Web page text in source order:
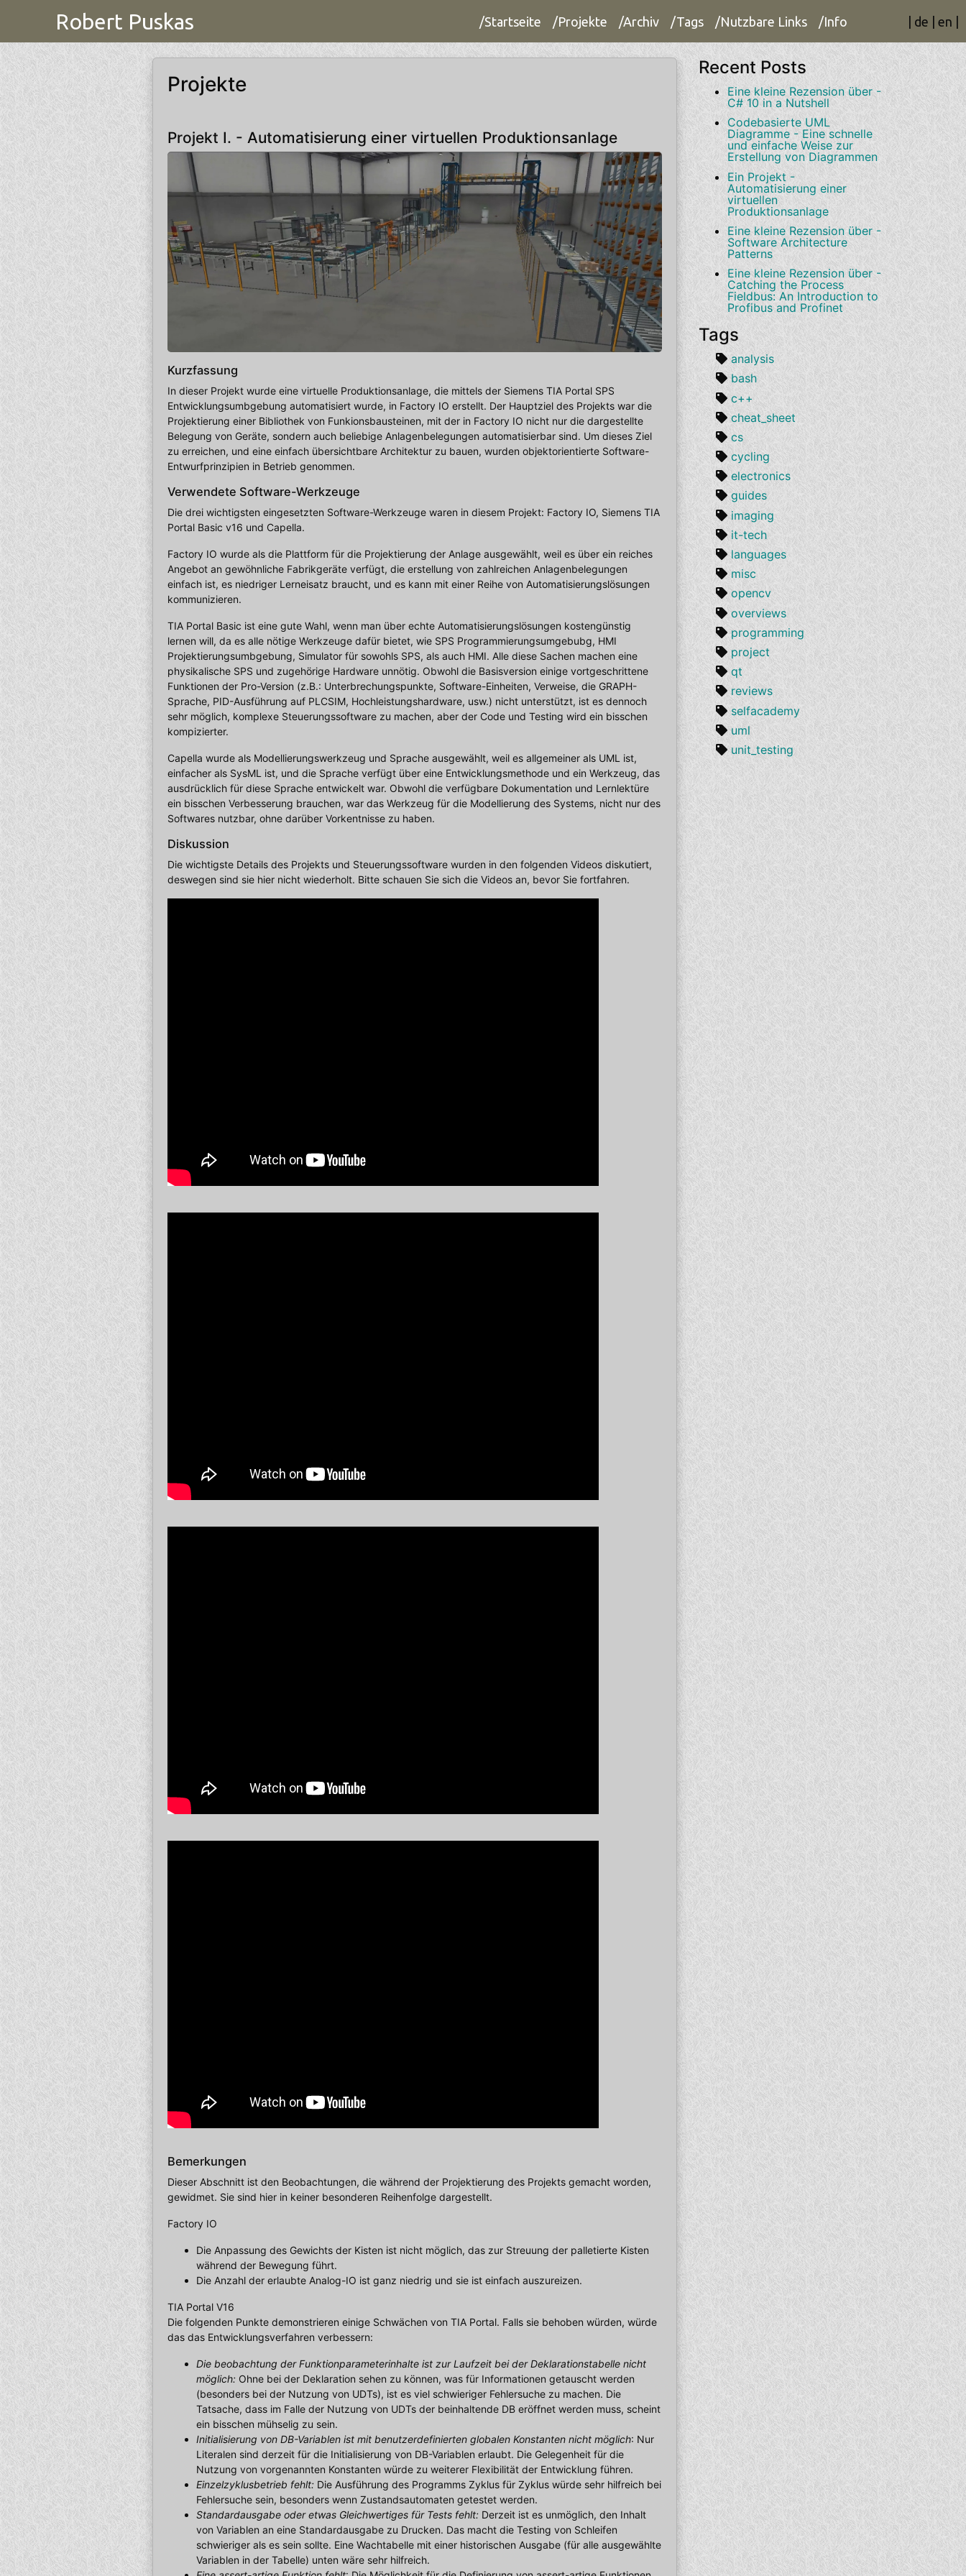
Robert Puskas /Startseite /Projekte /Archiv /Tags /Nutzbare Links /Info de en
Projekte
Projekt I. - Automatisierung einer virtuellen Produktionsanlage
Kurzfassung
In dieser Projekt wurde eine virtuelle Produktionsanlage, die mittels der Siemens TIA Portal SPS
Entwicklungsumbgebung automatisiert wurde, in Factory IO erstellt. Der Hauptziel des Projekts war die
Projektierung einer Bibliothek von Funkionsbausteinen, mit der in Factory IO nicht nur die dargestellte
Belegung von Geräte, sondern auch beliebige Anlagenbelegungen automatisierbar sind. Um dieses Ziel
zu erreichen, und eine einfach übersichtbare Architektur zu bauen, wurden objektorientierte Software-
Entwurfprinzipien in Betrieb genommen.
Verwendete Software-Werkzeuge
Die drei wichtigsten eingesetzten Software-Werkzeuge waren in diesem Projekt: Factory IO, Siemens TIA
Portal Basic v16 und Capella.
Factory IO wurde als die Plattform für die Projektierung der Anlage ausgewählt, weil es über ein reiches
Angebot an gewöhnliche Fabrikgeräte verfügt, die erstellung von zahlreichen Anlagenbelegungen
einfach ist, es niedriger Lerneisatz braucht, und es kann mit einer Reihe von Automatisierungslösungen
kommunizieren.
TIA Portal Basic ist eine gute Wahl, wenn man über echte Automatisierungslösungen kostengünstig
lernen will, da es alle nötige Werkzeuge dafür bietet, wie SPS Programmierungsumgebubg, HMI
Projektierungsumbgebung, Simulator für sowohls SPS, als auch HMI. Alle diese Sachen machen eine
physikalische SPS und zugehörige Hardware unnötig. Obwohl die Basisversion einige vortgeschrittene
Funktionen der Pro-Version (z.B.: Unterbrechungspunkte, Software-Einheiten, Verweise, die GRAPH-
Sprache, PID-Ausführung auf PLCSIM, Hochleistungshardware, usw.) nicht unterstützt, ist es dennoch
sehr möglich, komplexe Steuerungssoftware zu machen, aber der Code und Testing wird ein bisschen
kompizierter.
Capella wurde als Modellierungswerkzeug und Sprache ausgewählt, weil es allgemeiner als UML ist,
einfacher als SysML ist, und die Sprache verfügt über eine Entwicklungsmethode und ein Werkzeug, das
ausdrücklich für diese Sprache entwickelt war. Obwohl die verfügbare Dokumentation und Lernlektüre
ein bisschen Verbesserung brauchen, war das Werkzeug für die Modellierung des Systems, nicht nur des
Softwares nutzbar, ohne darüber Vorkentnisse zu haben.
Diskussion
Die wichtigste Details des Projekts und Steuerungssoftware wurden in den folgenden Videos diskutiert,
deswegen sind sie hier nicht wiederholt. Bitte schauen Sie sich die Videos an, bevor Sie fortfahren.
Bemerkungen
Dieser Abschnitt ist den Beobachtungen, die während der Projektierung des Projekts gemacht worden,
gewidmet. Sie sind hier in keiner besonderen Reihenfolge dargestellt.
Factory IO
Die Anpassung des Gewichts der Kisten ist nicht möglich, das zur Streuung der palletierte Kisten
während der Bewegung führt.
Die Anzahl der erlaubte Analog-IO ist ganz niedrig und sie ist einfach auszureizen.
TIA Portal V16
Die folgenden Punkte demonstrieren einige Schwächen von TIA Portal. Falls sie behoben würden, würde
das das Entwicklungsverfahren verbessern:
Die beobachtung der Funktionparameterinhalte ist zur Laufzeit bei der Deklarationstabelle nicht
möglich: Ohne bei der Deklaration sehen zu können, was für Informationen getauscht werden
(besonders bei der Nutzung von UDTs), ist es viel schwieriger Fehlersuche zu machen. Die
Tatsache, dass im Falle der Nutzung von UDTs der beinhaltende DB eröffnet werden muss, scheint
ein bisschen mühselig zu sein.
Initialisierung von DB-Variablen ist mit benutzerdefinierten globalen Konstanten nicht möglich: Nur
Literalen sind derzeit für die Initialisierung von DB-Variablen erlaubt. Die Gelegenheit für die
Nutzung von vorgenannten Konstanten würde zu weiterer Flexibilität der Entwicklung führen.
Einzelzyklusbetrieb fehlt: Die Ausführung des Programms Zyklus für Zyklus würde sehr hilfreich bei
Fehlersuche sein, besonders wenn Zustandsautomaten getestet werden.
Standardausgabe oder etwas Gleichwertiges für Tests fehlt: Derzeit ist es unmöglich, den Inhalt
von Variablen an eine Standardausgabe zu Drucken. Das macht die Testing von Schleifen
schwieriger als es sein sollte. Eine Wachtabelle mit einer historischen Ausgabe (für alle ausgewählte
Variablen in der Tabelle) unten wäre sehr hilfreich.
Recent Posts
Eine kleine Rezension über -
C# 10 in a Nutshell
Codebasierte UML
Diagramme - Eine schnelle
und einfache Weise zur
Erstellung von Diagrammen
Ein Projekt -
Automatisierung einer
virtuellen
Produktionsanlage
Eine kleine Rezension über -
Software Architecture
Patterns
Eine kleine Rezension über -
Catching the Process
Fieldbus: An Introduction to
Profibus and Profinet
Tags
analysis
bash
c++
cheat_sheet
cs
cycling
electronics
guides
imaging
it-tech
languages
misc
opencv
overviews
programming
project
qt
reviews
selfacademy
uml
unit_testing